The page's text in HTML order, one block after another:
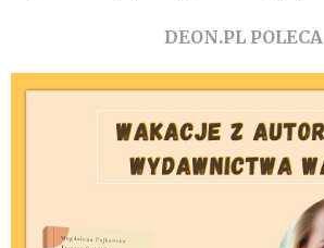
DEON.PL POLECA